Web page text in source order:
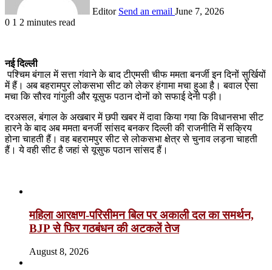
Editor Send an email June 7, 2026
0 1 2 minutes read
नई दिल्ली
पश्चिम बंगाल में सत्ता गंवाने के बाद टीएमसी चीफ ममता बनर्जी इन दिनों सुर्खियों
में हैं। अब बहरामपुर लोकसभा सीट को लेकर हंगामा मचा हुआ है। बवाल ऐसा
मचा कि सौरव गांगुली और यूसुफ पठान दोनों को सफाई देनी पड़ी।
दरअसल, बंगाल के अखबार में छपी खबर में दावा किया गया कि विधानसभा सीट
हारने के बाद अब ममता बनर्जी सांसद बनकर दिल्ली की राजनीति में सक्रिय
होना चाहती हैं। वह बहरामपुर सीट से लोकसभा क्षेत्र से चुनाव लड़ना चाहती
हैं। ये वही सीट है जहां से यूसुफ पठान सांसद हैं।
महिला आरक्षण-परिसीमन बिल पर अकाली दल का समर्थन,
BJP से फिर गठबंधन की अटकलें तेज
August 8, 2026